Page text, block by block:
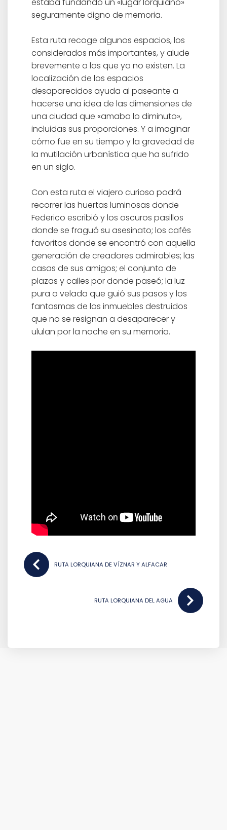
estaba fundando un «lugar lorquiano»
seguramente digno de memoria.
Esta ruta recoge algunos espacios, los
considerados más importantes, y alude
brevemente a los que ya no existen. La
localización de los espacios
desaparecidos ayuda al paseante a
hacerse una idea de las dimensiones de
una ciudad que «amaba lo diminuto»,
incluidas sus proporciones. Y a imaginar
cómo fue en su tiempo y la gravedad de
la mutilación urbanística que ha sufrido
en un siglo.
Con esta ruta el viajero curioso podrá
recorrer las huertas luminosas donde
Federico escribió y los oscuros pasillos
donde se fraguó su asesinato; los cafés
favoritos donde se encontró con aquella
generación de creadores admirables; las
casas de sus amigos; el conjunto de
plazas y calles por donde paseó; la luz
pura o velada que guió sus pasos y los
fantasmas de los inmuebles destruidos
que no se resignan a desaparecer y
ululan por la noche en su memoria.
NAVEGACIÓN
DE
RUTA LORQUIANA DE VÍZNAR Y ALFACAR
RUTA LORQUIANA DEL AGUA